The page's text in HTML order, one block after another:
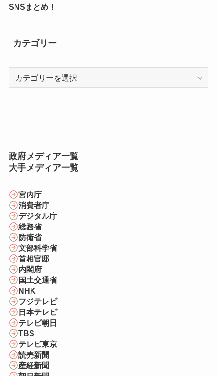
SNSまとめ！
カテゴリー
政府メディア一覧
大手メディア一覧
宮内庁
消費者庁
デジタル庁
総務省
防衛省
文部科学省
首相官邸
内閣府
国土交通省
NHK
フジテレビ
日本テレビ
テレビ朝日
TBS
テレビ東京
読売新聞
産経新聞